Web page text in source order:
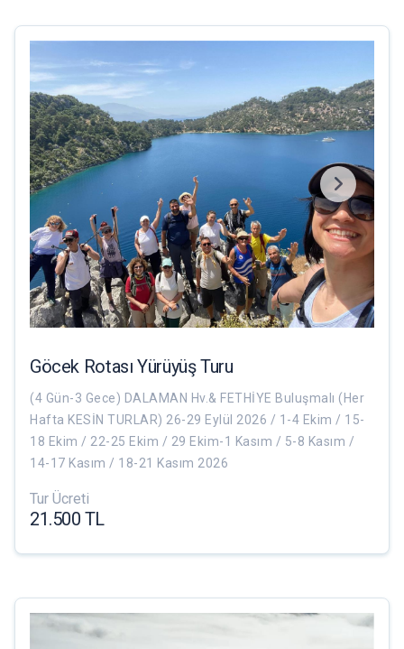
Göcek Rotası Yürüyüş Turu
(4 Gün-3 Gece) DALAMAN Hv.& FETHİYE Buluşmalı (Her
Hafta KESİN TURLAR) 26-29 Eylül 2026 / 1-4 Ekim / 15-
18 Ekim / 22-25 Ekim / 29 Ekim-1 Kasım / 5-8 Kasım /
14-17 Kasım / 18-21 Kasım 2026
Tur Ücreti
21.500 TL